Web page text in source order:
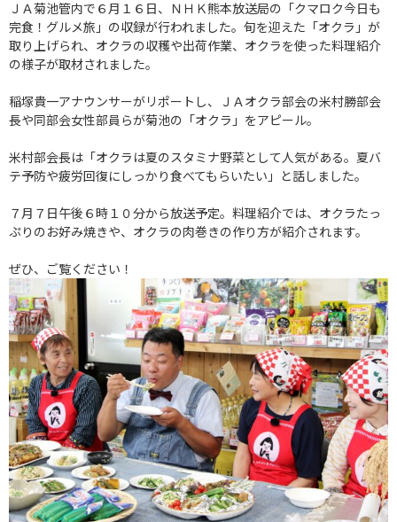
ＪＡ菊池管内で６月１６日、ＮＨＫ熊本放送局の「クマロク今日も
完食！グルメ旅」の収録が行われました。旬を迎えた「オクラ」が
取り上げられ、オクラの収穫や出荷作業、オクラを使った料理紹介
の様子が取材されました。
稲塚貴一アナウンサーがリポートし、ＪＡオクラ部会の米村勝部会
長や同部会女性部員らが菊池の「オクラ」をアピール。
米村部会長は「オクラは夏のスタミナ野菜として人気がある。夏バ
テ予防や疲労回復にしっかり食べてもらいたい」と話しました。
７月７日午後６時１０分から放送予定。料理紹介では、オクラたっ
ぷりのお好み焼きや、オクラの肉巻きの作り方が紹介されます。
ぜひ、ご覧ください！